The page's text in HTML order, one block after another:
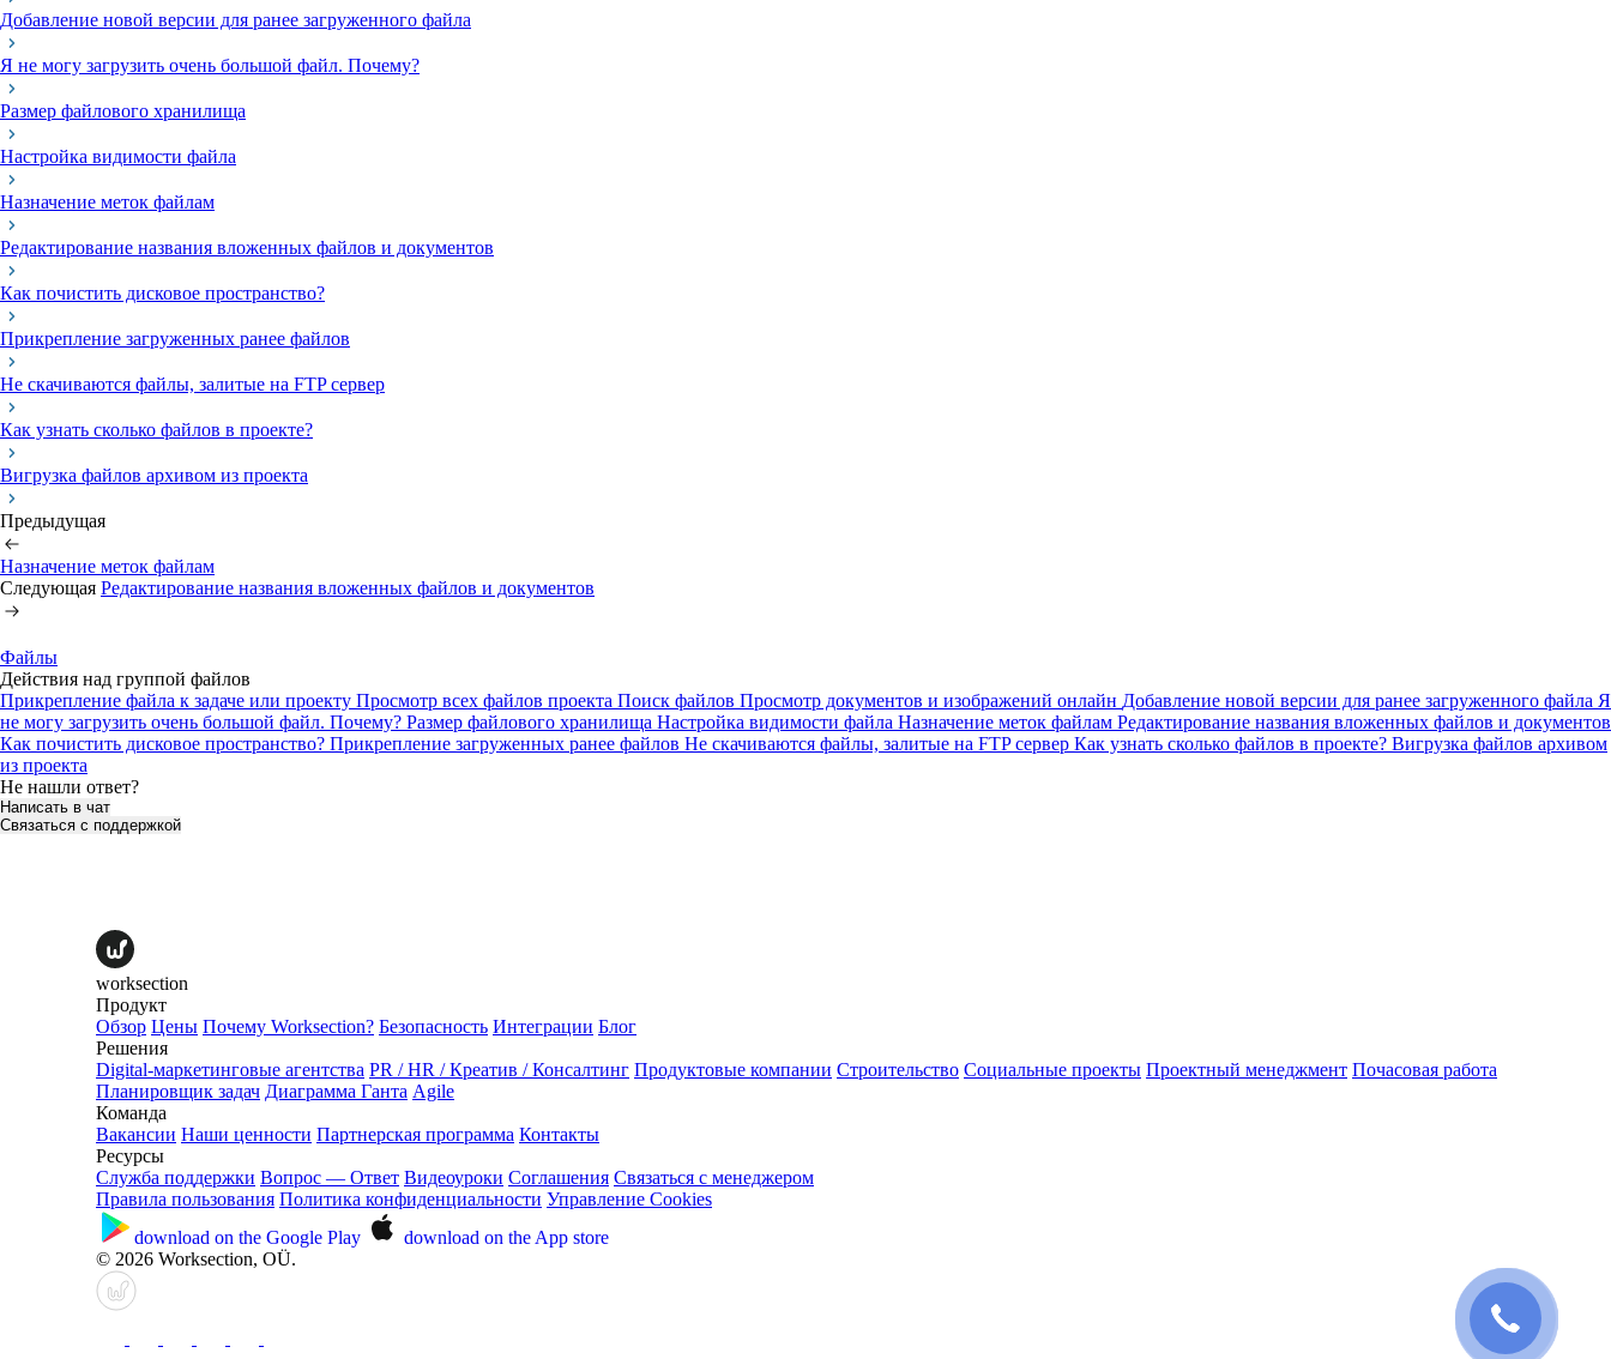
Добавление новой версии для ранее загруженного файла
Я не могу загрузить очень большой файл. Почему?
Размер файлового хранилища
Настройка видимости файла
Назначение меток файлам
Редактирование названия вложенных файлов и документов
Как почистить дисковое пространство?
Прикрепление загруженных ранее файлов
Не скачиваются файлы, залитые на FTP сервер
Как узнать сколько файлов в проекте?
Вигрузка файлов архивом из проекта
Предыдущая
Назначение меток файлам
Следующая Редактирование названия вложенных файлов и документов
Файлы
Действия над группой файлов
Прикрепление файла к задаче или проекту Просмотр всех файлов проекта Поиск файлов Просмотр документов и изображений онлайн Добавление новой версии для ранее загруженного файла Я
не могу загрузить очень большой файл. Почему? Размер файлового хранилища Настройка видимости файла Назначение меток файлам Редактирование названия вложенных файлов и документов
Как почистить дисковое пространство? Прикрепление загруженных ранее файлов Не скачиваются файлы, залитые на FTP сервер Как узнать сколько файлов в проекте? Вигрузка файлов архивом
из проекта
Не нашли ответ?
Написать в чат
Связаться с поддержкой
worksection
Продукт
Обзор Цены Почему Worksection? Безопасность Интеграции Блог
Решения
Digital-маркетинговые агентства PR / HR / Креатив / Консалтинг Продуктовые компании Строительство Социальные проекты Проектный менеджмент Почасовая работа
Планировщик задач Диаграмма Ганта Agile
Команда
Вакансии Наши ценности Партнерская программа Контакты
Ресурсы
Служба поддержки Вопрос — Ответ Видеоуроки Соглашения Связаться с менеджером
Правила пользования Политика конфиденциальности Управление Cookies
download on the Google Play download on the App store
© 2026 Worksection, OÜ.